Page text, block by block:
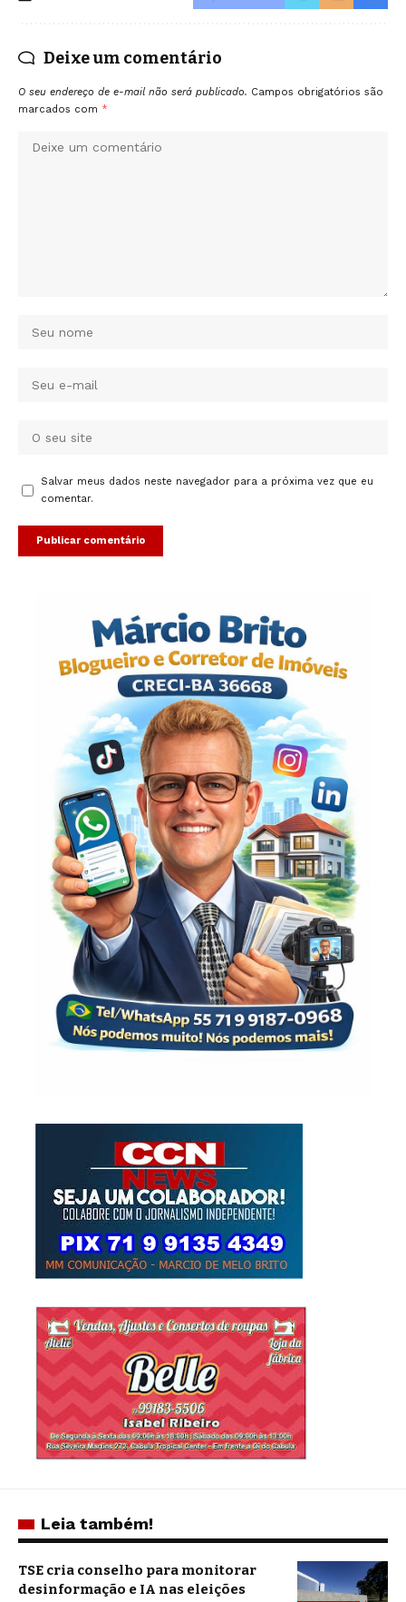
Deixe um comentário
O seu endereço de e-mail não será publicado. Campos obrigatórios são
marcados com *
Salvar meus dados neste navegador para a próxima vez que eu
comentar.
Leia também!
TSE cria conselho para monitorar
desinformação e IA nas eleições